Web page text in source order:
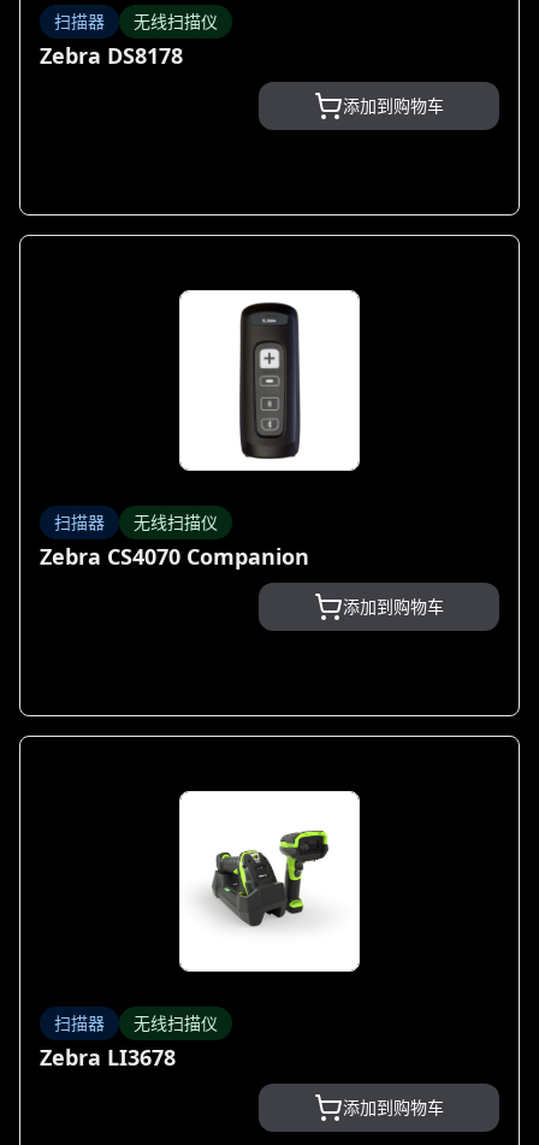
扫描器 无线扫描仪
Zebra DS8178
添加到购物车
扫描器 无线扫描仪
Zebra CS4070 Companion
添加到购物车
扫描器 无线扫描仪
Zebra LI3678
添加到购物车